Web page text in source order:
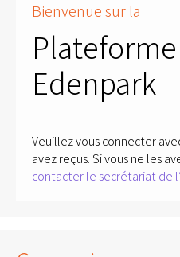
Bienvenue sur la
Edenpark
Veuillez vous connecter
avez reçus. Si vous ne les
contacter le secrétariat de